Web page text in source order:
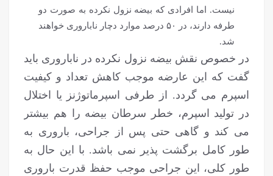
نیست. اما افرادی که بیضه نزول نکرده به صورت دو
طرفه دارند، در ۵۰ درصد موارد دچار ناباروری خواهند
شد.
در خصوص نقش بیضه نزول نکرده در ناباروری باید
گفت که این عارضه موجب کاهش تعداد و کیفیت
اسپرم می گردد. از طرفی اسپرماتوژنز یا اختلال
در تولید اسپرم، خطر سرطان بیضه را هم بیشتر
می کند و گاهی حتی پس از جراحی، باروری به
طور کامل برگشت پذیر نمی باشد. با این حال به
طور کلی، این جراحی موجب حفظ قدرت باروری